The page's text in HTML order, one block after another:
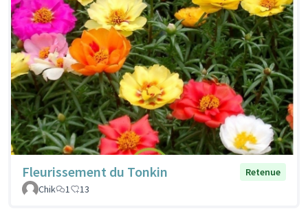
Fleurissement du Tonkin
Retenue
Chik
1 13